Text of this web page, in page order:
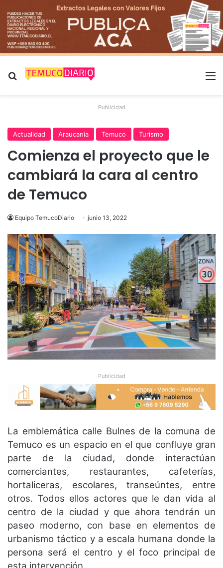
Buscar por
Publicidad
Actualidad Araucanía Temuco Turismo
Comienza el proyecto que le
cambiará la cara al centro
de Temuco
Equipo TemucoDiario junio 13, 2022
Publicidad
La emblemática calle Bulnes de la comuna de
Temuco es un espacio en el que confluye gran
parte de la ciudad, donde interactúan
comerciantes, restaurantes, cafeterías,
hortaliceras, escolares, transeúntes, entre
otros. Todos ellos actores que le dan vida al
centro de la ciudad y que ahora tendrán un
paseo moderno, con base en elementos de
urbanismo táctico y a escala humana donde la
persona será el centro y el foco principal de
esta intervención.